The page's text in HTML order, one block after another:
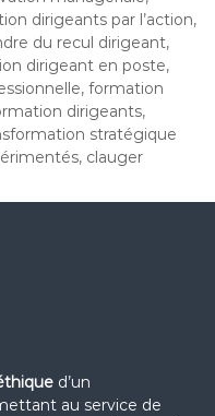
dirigeants par l’action,
du recul dirigeant,
dirigeant en poste,
formation
dirigeants,
stratégique
clauger
d’un
au service de